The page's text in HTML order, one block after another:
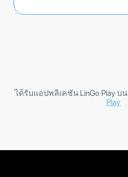
ได้รับแอปพลิเคชัน LinGo Play บน
Play